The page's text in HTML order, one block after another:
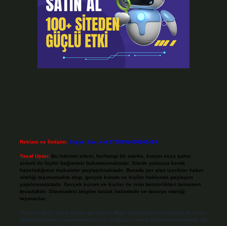
Reklam ve İletişim: Skype: live:.cid.575569c608265c69
Yasal Uyarı: Bu internet sitesi, herhangi bir marka, kurum veya şahıs
şirketi ile hiçbir bağlantısı bulunmamaktadır. Sitede yalnızca kendi
hazırladığımız makaleler paylaşılmaktadır. Burada yer alan içerikler haber
niteliği taşımamakta olup, gerçek kurum ve kişiler hakkında paylaşım
yapılmamaktadır. Gerçek kurum ve kişiler ile isim benzerlikleri tamamen
tesadüfidir. Sitemizdeki bilgiler taslak halindedir ve tavsiye niteliği
taşımazlar.
Sitemiz, 5651 Sayılı Kanun gereğince Bilgi Teknolojileri ve İletişim Kurumu
(BTK) tarafından onaylanmış bir Yer Sağlayıcı olarak hizmet vermektedir. Bu